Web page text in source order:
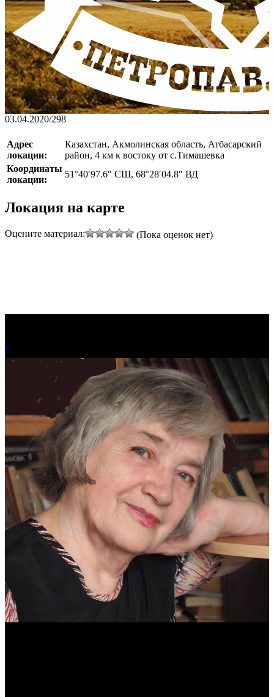
03.04.2020/298
Адрес
локации:
Казахстан, Акмолинская область, Атбасарский
район, 4 км к востоку от с.Тимашевка
Координаты
локации:
51°40′97.6″ СШ, 68°28′04.8″ ВД
Локация на карте
Оцените материал:
(Пока оценок нет)
!